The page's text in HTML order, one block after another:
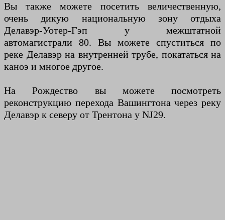
Вы также можете посетить величественную,
очень дикую национальную зону отдыха
Делавэр-Уотер-Гэп у межштатной
автомагистрали 80. Вы можете спуститься по
реке Делавэр на внутренней трубе, покататься на
каноэ и многое другое.
На Рождество вы можете посмотреть
реконструкцию перехода Вашингтона через реку
Делавэр к северу от Трентона у NJ29.